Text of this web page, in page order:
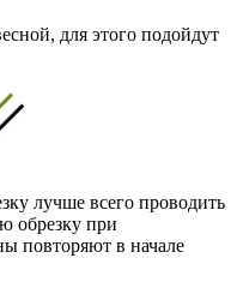
для этого подойдут
лучше всего проводить
обрезку при
повторяют в начале